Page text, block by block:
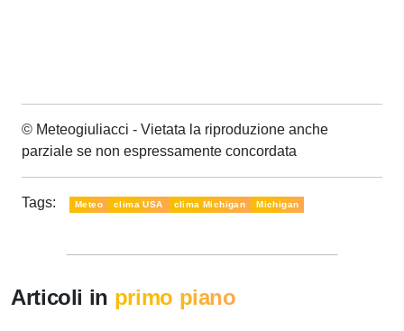
© Meteogiuliacci - Vietata la riproduzione anche
parziale se non espressamente concordata
Tags: Meteo clima USA clima Michigan Michigan
Articoli in primo piano